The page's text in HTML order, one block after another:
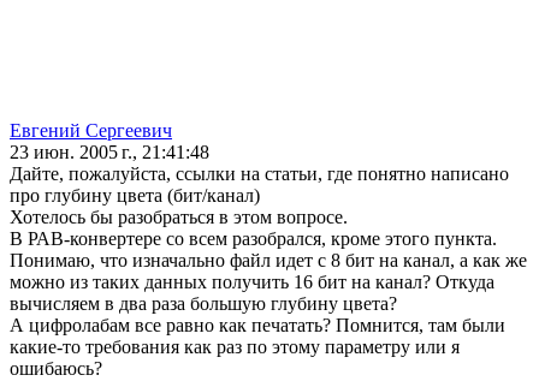
Евгений Сергеевич
23 июн. 2005 г., 21:41:48
Дайте, пожалуйста, ссылки на статьи, где понятно написано
про глубину цвета (бит/канал)
Хотелось бы разобраться в этом вопросе.
В РАВ-конвертере со всем разобрался, кроме этого пункта.
Понимаю, что изначально файл идет с 8 бит на канал, а как же
можно из таких данных получить 16 бит на канал? Откуда
вычисляем в два раза большую глубину цвета?
А цифролабам все равно как печатать? Помнится, там были
какие-то требования как раз по этому параметру или я
ошибаюсь?